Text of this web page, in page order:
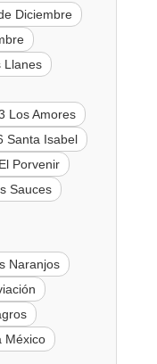
Diciembre
Llanes
Los Amores
Santa Isabel
Porvenir
Sauces
Naranjos
México